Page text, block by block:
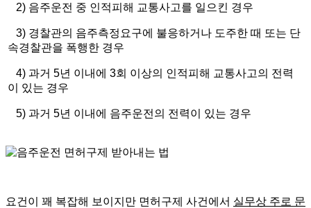
2) 음주운전 중 인적피해 교통사고를 일으킨 경우
3) 경찰관의 음주측정요구에 불응하거나 도주한 때 또는 단
속경찰관을 폭행한 경우
4) 과거 5년 이내에 3회 이상의 인적피해 교통사고의 전력
이 있는 경우
5) 과거 5년 이내에 음주운전의 전력이 있는 경우
요건이 꽤 복잡해 보이지만 면허구제 사건에서 실무상 주로 문